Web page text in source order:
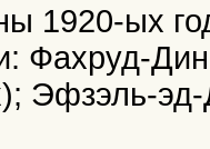
1920-ых
Фахруд-
Эфзэль-